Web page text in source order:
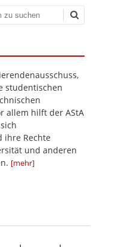
studentischen
allem hilft der AStA
ihre Rechte
und anderen
[mehr]